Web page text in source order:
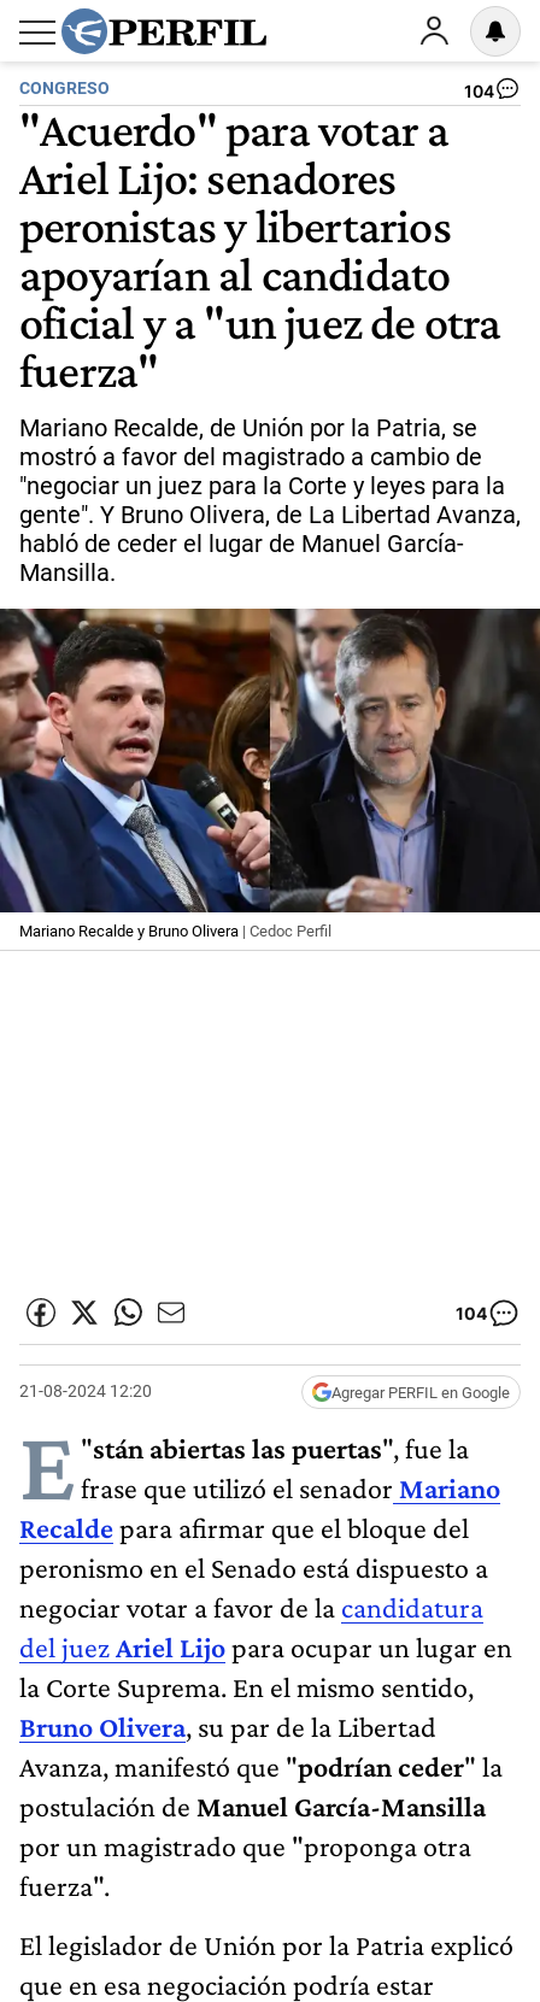
CONGRESO 104
"Acuerdo" para votar a
Ariel Lijo: senadores
peronistas y libertarios
apoyarían al candidato
oficial y a "un juez de otra
fuerza"
Mariano Recalde, de Unión por la Patria, se
mostró a favor del magistrado a cambio de
"negociar un juez para la Corte y leyes para la
gente". Y Bruno Olivera, de La Libertad Avanza,
habló de ceder el lugar de Manuel García-
Mansilla.
Mariano Recalde y Bruno Olivera | Cedoc Perfil
104
21-08-2024 12:20 Agregar PERFIL en Google
"
E stán abiertas las puertas", fue la
frase que utilizó el senador Mariano
Recaldepara afirmar que el bloque del
peronismo en el Senado está dispuesto a
negociar votar a favor de la candidatura
del juezAriel Lijopara ocupar un lugar en
la Corte Suprema. En el mismo sentido,
Bruno Olivera, su par de la Libertad
Avanza, manifestó que "podrían ceder" la
postulación de Manuel García-Mansilla
por un magistrado que "proponga otra
fuerza".
El legislador de Unión por la Patria explicó
que en esa negociación podría estar